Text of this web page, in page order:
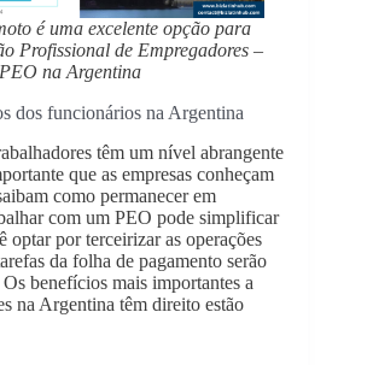
é uma excelente opção para
Profissional de Empregadores –
PEO na Argentina
dos funcionários na Argentina
têm um nível abrangente
que as empresas conheçam
como permanecer em
com um PEO pode simplificar
optar por terceirizar as operações
da folha de pagamento serão
benefícios mais importantes a
na Argentina têm direito estão